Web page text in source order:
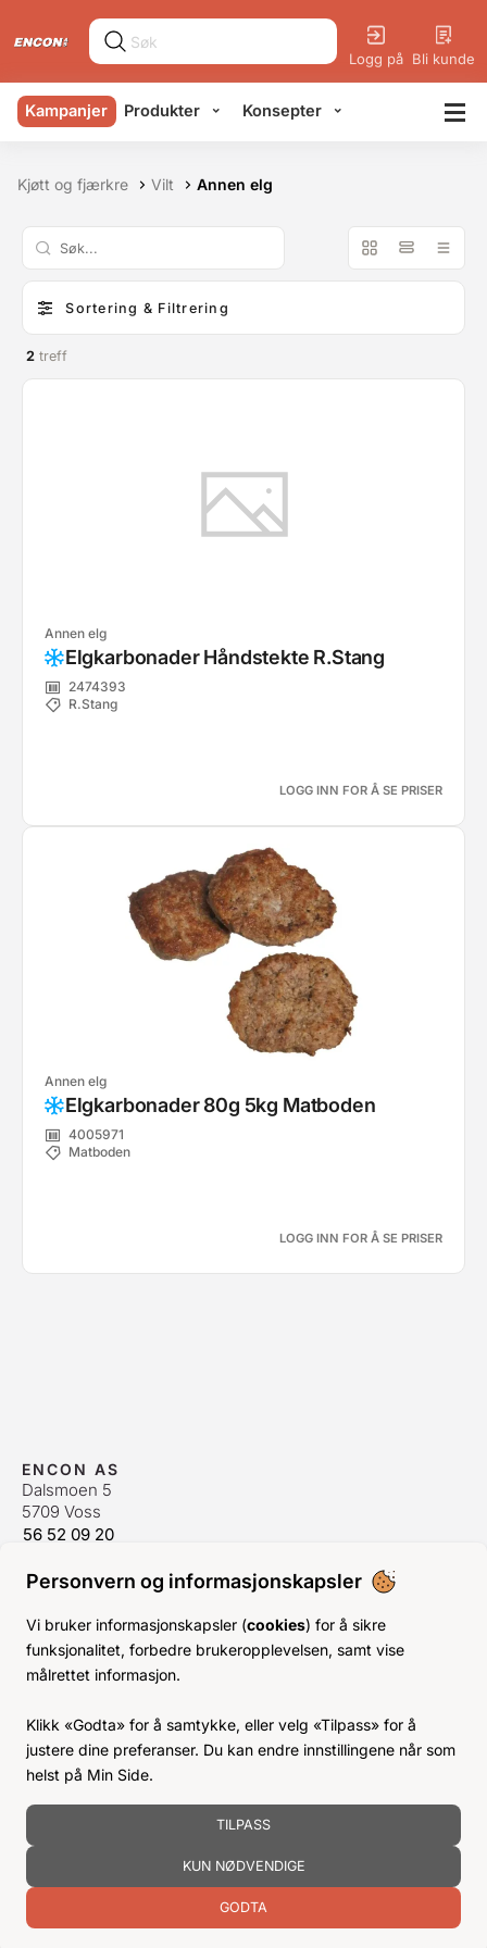
Personvern og informasjonskapsler
Vi bruker informasjonskapsler (cookies) for å sikre
funksjonalitet, forbedre brukeropplevelsen, samt vise
målrettet informasjon.
Klikk «Godta» for å samtykke, eller velg «Tilpass» for å
justere dine preferanser. Du kan endre innstillingene når som
helst på Min Side.
TILPASS
KUN NØDVENDIGE
GODTA
Logg på Bli kunde
Kampanjer Produkter Konsepter
Kjøtt og fjærkre Vilt Annen elg
Sortering & Filtrering
2 treff
Annen elg
Elgkarbonader Håndstekte R.Stang
2474393
R.Stang
LOGG INN FOR Å SE PRISER
Annen elg
Elgkarbonader 80g 5kg Matboden
4005971
Matboden
LOGG INN FOR Å SE PRISER
ENCON AS
Dalsmoen 5
5709 Voss
56 52 09 20
ÅPNINGSTIDER ORDREKONTOR
Man-Fre:08–16
Lør-Søn: Stengt
Helligdager:Stengt
KJØPSVILKÅR
BLI KUNDE